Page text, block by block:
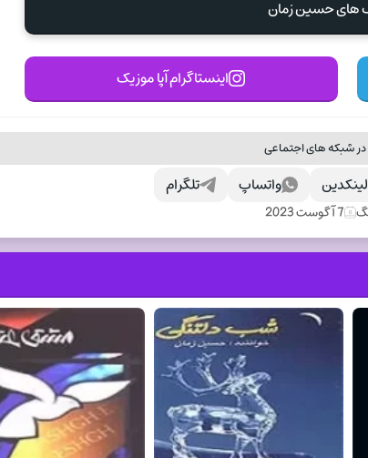
های حسین زمان
اینستاگرام آپا موزیک
شبکه های اجتماعی
تلگرام واتساپ لینکدین
7 آگوست 2023